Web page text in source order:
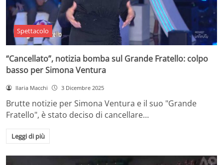
Spettacolo
“Cancellato”, notizia bomba sul Grande Fratello: colpo
basso per Simona Ventura
Ilaria Macchi 3 Dicembre 2025
Brutte notizie per Simona Ventura e il suo "Grande
Fratello", è stato deciso di cancellare…
Leggi di più